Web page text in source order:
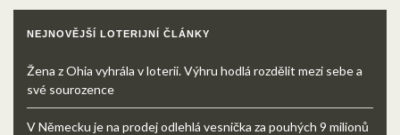
NEJNOVĚJŠÍ LOTERIJNÍ ČLÁNKY
Žena z Ohia vyhrála v loterii. Výhru hodlá rozdělit mezi sebe a
své sourozence
V Německu je na prodej odlehlá vesnička za pouhých 9 milionů